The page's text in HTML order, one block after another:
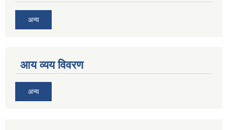
अन्य
आय व्यय विवरण
अन्य